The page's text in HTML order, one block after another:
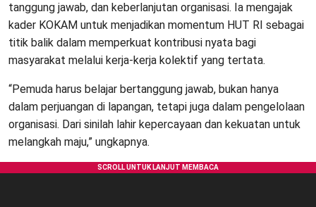
tanggung jawab, dan keberlanjutan organisasi. Ia mengajak
kader KOKAM untuk menjadikan momentum HUT RI sebagai
titik balik dalam memperkuat kontribusi nyata bagi
masyarakat melalui kerja-kerja kolektif yang tertata.
“Pemuda harus belajar bertanggung jawab, bukan hanya
dalam perjuangan di lapangan, tetapi juga dalam pengelolaan
organisasi. Dari sinilah lahir kepercayaan dan kekuatan untuk
melangkah maju,” ungkapnya.